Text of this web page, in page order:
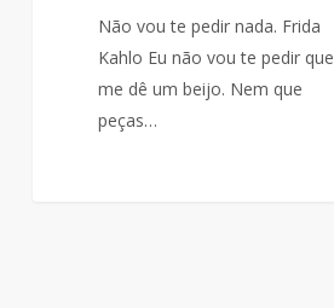
Não vou te pedir nada. Frida
Kahlo Eu não vou te pedir que
me dê um beijo. Nem que
peças…